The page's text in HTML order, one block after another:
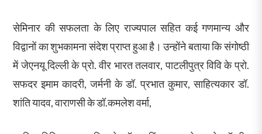
सेमिनार की सफलता के लिए राज्यपाल सहित कई गणमान्य और
विद्वानों का शुभकामना संदेश प्राप्त हुआ है। उन्होंने बताया कि संगोष्ठी
में जेएनयू दिल्ली के प्रो. वीर भारत तलवार, पाटलीपुत्र विवि के प्रो.
सफदर इमाम कादरी, जर्मनी के डॉ. प्रभात कुमार, साहित्यकार डॉ.
शांति यादव, वाराणसी के डॉ.कमलेश वर्मा,